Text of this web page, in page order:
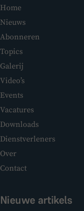
Home
Nieuws
Abonneren
Topics
Galerij
Video’s
Events
Vacatures
Downloads
Dienstverleners
Over
Contact
Nieuwe artikels